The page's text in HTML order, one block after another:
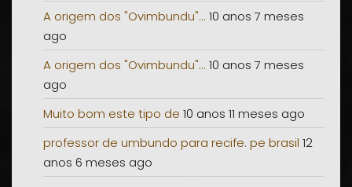
A origem dos "Ovimbundu"... 10 anos 7 meses
ago
A origem dos "Ovimbundu"... 10 anos 7 meses
ago
Muito bom este tipo de 10 anos 11 meses ago
professor de umbundo para recife. pe brasil 12
anos 6 meses ago